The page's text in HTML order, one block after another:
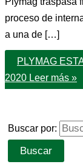
proceso de
a una de […]
PLYMAG
2020 Leer más »
Buscar por: